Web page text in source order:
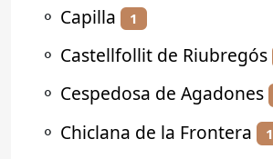
⚬ Capilla 1
⚬ Castellfollit de Riubregós
⚬ Cespedosa de Agadones
⚬ Chiclana de la Frontera 1